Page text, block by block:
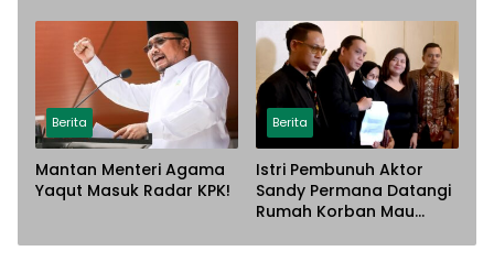
Dugaan Penyerobotan
Lahan
Paksa
Berita
Mantan Menteri Agama
Yaqut Masuk Radar KPK!
Berita
Istri Pembunuh Aktor
Sandy Permana Datangi
Rumah Korban Mau